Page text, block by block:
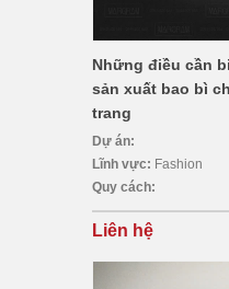
Những điều cần
sản xuất bao bì
trang
Dự án:
Lĩnh vực: Fashion
Quy cách:
Liên hệ